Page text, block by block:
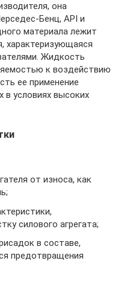
она
Бенц, API и
материала лежит
характеризующаяся
Жидкость
к воздействию
ее применение
условиях высоких
от износа, как
силового агрегата;
в составе,
предотвращения